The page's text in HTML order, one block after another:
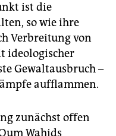
ist die
so wie ihre
Verbreitung von
ideologischer
Gewaltausbruch –
aufflammen.
zunächst offen
Wahids